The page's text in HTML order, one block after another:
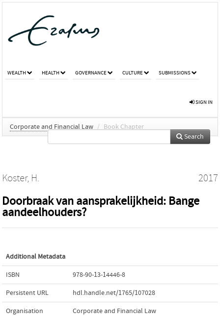
WEALTH HEALTH GOVERNANCE CULTURE SUBMISSIONS
SIGN IN
Corporate and Financial Law / Book Chapter
Search
Koster, H. 2017
Doorbraak van aansprakelijkheid: Bange
aandeelhouders?
Additional Metadata
ISBN 978-90-13-14446-8
Persistent URL hdl.handle.net/1765/107028
Organisation Corporate and Financial Law